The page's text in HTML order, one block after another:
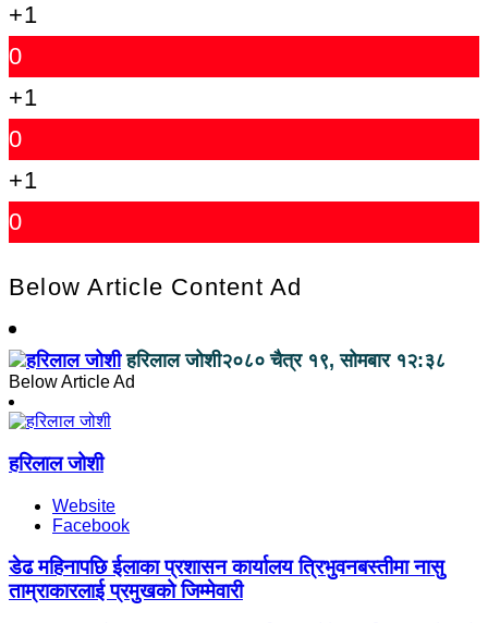
+1
0
+1
0
+1
0
Below Article Content Ad
हरिलाल जोशी२०८० चैत्र १९, सोमबार १२:३८
Below Article Ad
हरिलाल जोशी
Website
Facebook
डेढ महिनापछि ईलाका प्रशासन कार्यालय त्रिभुवनबस्तीमा नासु
ताम्राकारलाई प्रमुखको जिम्मेवारी